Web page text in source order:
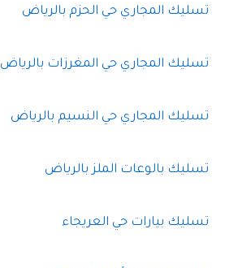
تسليك المجاري حي الحزم بالرياض
تسليك المجاري حي المغرزات بالرياض
تسليك المجاري حي النسيم بالرياض
تسليك بالوعات الملز بالرياض
تسليك بيارات حي العريجاء